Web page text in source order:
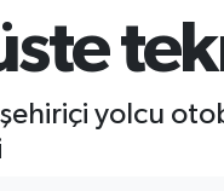
yolcu
Fikstür